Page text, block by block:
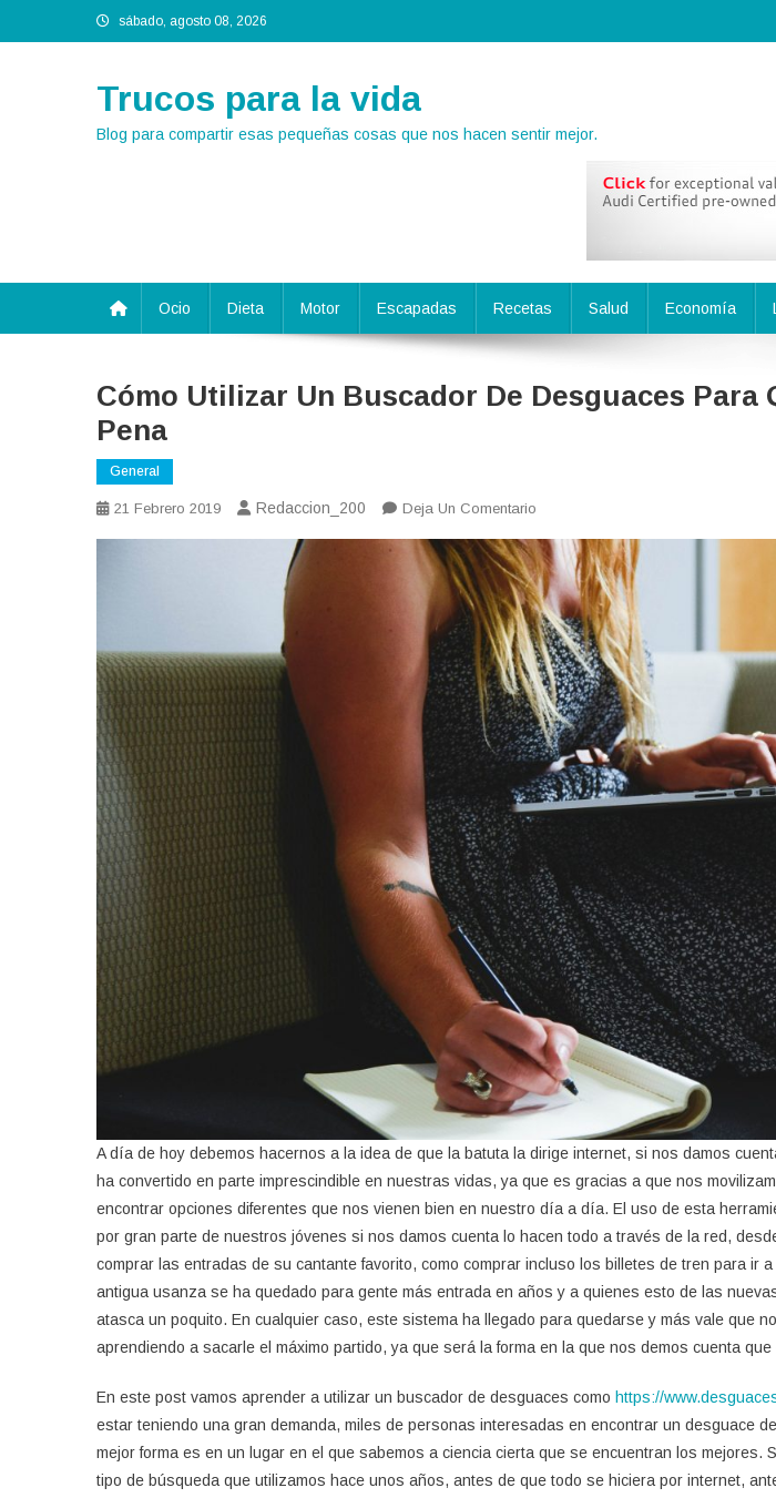
al
sábado, agosto 08, 2026
Trucos para la vida
Blog para compartir esas pequeñas cosas que nos hacen sentir mejor.
Ocio Dieta Motor Escapadas Recetas Salud Economía
Cómo Utilizar Un Buscador De Desguaces Para
Pena
General
21 Febrero 2019 Redaccion_200 Deja Un Comentario
Utilizar
Un
Buscador
De
Desguaces
Para
Que
Merezca
La
Pena
A día de hoy debemos hacernos a la idea de que la batuta la dirige internet, si nos damos
ha convertido en parte imprescindible en nuestras vidas, ya que es gracias a que nos
encontrar opciones diferentes que nos vienen bien en nuestro día a día. El uso de esta
por gran parte de nuestros jóvenes si nos damos cuenta lo hacen todo a través de la red,
comprar las entradas de su cantante favorito, como comprar incluso los billetes de tren para ir
antigua usanza se ha quedado para gente más entrada en años y a quienes esto de las
atasca un poquito. En cualquier caso, este sistema ha llegado para quedarse y más vale que
aprendiendo a sacarle el máximo partido, ya que será la forma en la que nos demos cuenta
En este post vamos aprender a utilizar un buscador de desguaces como https://
estar teniendo una gran demanda, miles de personas interesadas en encontrar un desguace
mejor forma es en un lugar en el que sabemos a ciencia cierta que se encuentran los mejores.
tipo de búsqueda que utilizamos hace unos años, antes de que todo se hiciera por internet,